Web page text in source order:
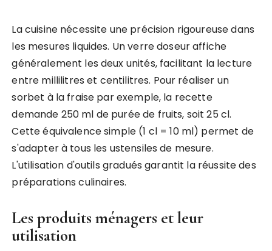
La cuisine nécessite une précision rigoureuse dans
les mesures liquides. Un verre doseur affiche
généralement les deux unités, facilitant la lecture
entre millilitres et centilitres. Pour réaliser un
sorbet à la fraise par exemple, la recette
demande 250 ml de purée de fruits, soit 25 cl.
Cette équivalence simple (1 cl = 10 ml) permet de
s'adapter à tous les ustensiles de mesure.
L'utilisation d'outils gradués garantit la réussite des
préparations culinaires.
Les produits ménagers et leur
utilisation